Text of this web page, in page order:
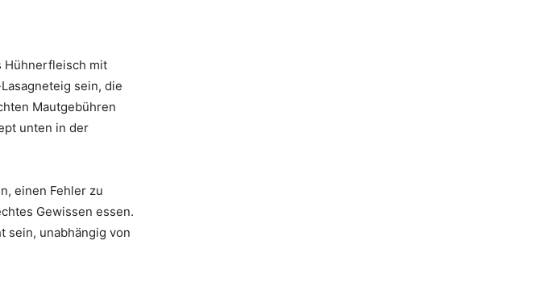
Hühnerfleisch mit
sein, die
Mautgebühren
unten in der
einen Fehler zu
Gewissen essen.
sein, unabhängig von